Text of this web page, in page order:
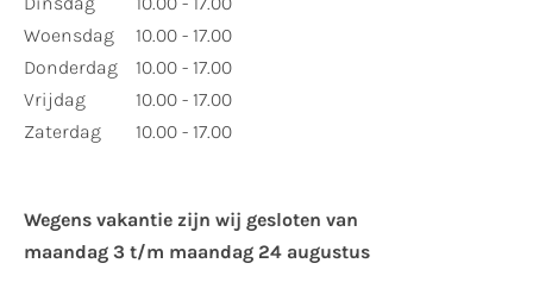
Woensdag
Donderdag
Vrijdag
Zaterdag
10.00 - 17.00
10.00 - 17.00
10.00 - 17.00
10.00 - 17.00
Wegens vakantie zijn wij gesloten van ​
maandag 3 t/m maandag 24 augustus